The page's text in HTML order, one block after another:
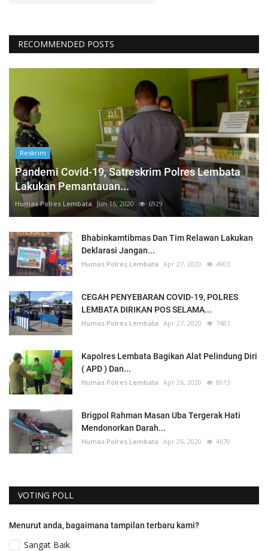
RECOMMENDED POSTS
Reskrim
Pandemi Covid-19, Satreskrim Polres Lembata
Lakukan Pemantauan...
Humas Polres Lembata Jun 16, 2020 6929
Bhabinkamtibmas Dan Tim Relawan Lakukan
Deklarasi Jangan...
Humas Polres Lembata Apr 27, 2020 4903
CEGAH PENYEBARAN COVID-19, POLRES
LEMBATA DIRIKAN POS SELAMA...
Humas Polres Lembata Apr 27, 2020 7481
Kapolres Lembata Bagikan Alat Pelindung Diri
( APD ) Dan...
Humas Polres Lembata Apr 26, 2020 8013
Brigpol Rahman Masan Uba Tergerak Hati
Mendonorkan Darah...
Humas Polres Lembata Apr 26, 2020 4670
VOTING POLL
Menurut anda, bagaimana tampilan terbaru kami?
Sangat Baik